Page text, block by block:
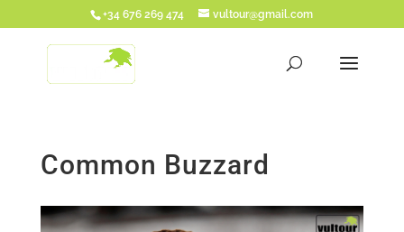
+34 676 269 474 vultour@gmail.com
Common Buzzard